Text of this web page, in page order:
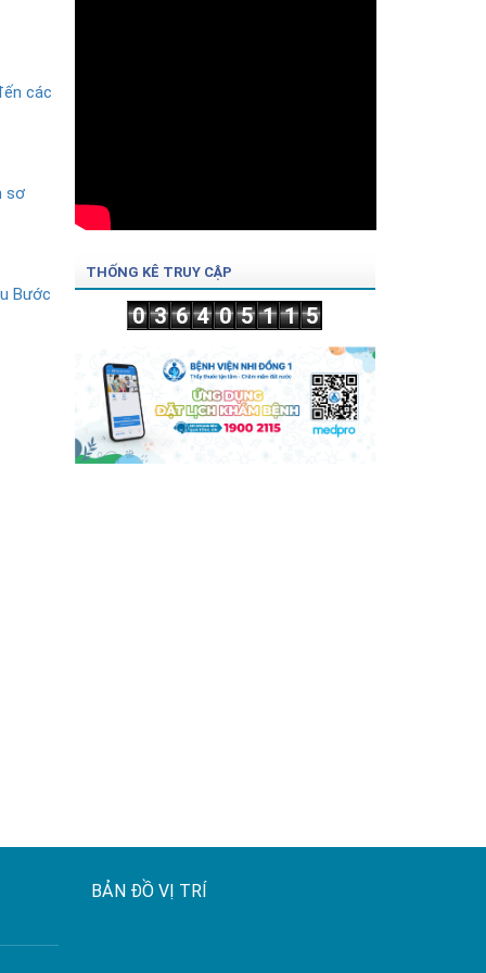
các
sơ
Bước
THỐNG KÊ TRUY CẬP
0 3 6 4 0 5 1 1 5
BẢN ĐỒ VỊ TRÍ